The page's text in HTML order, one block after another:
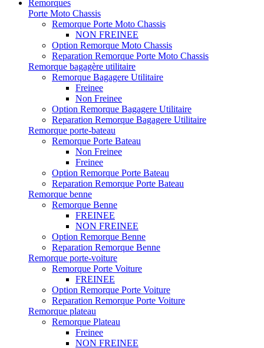
Remorques
Porte Moto Chassis
Remorque Porte Moto Chassis
NON FREINEE
Option Remorque Moto Chassis
Reparation Remorque Porte Moto Chassis
Remorque bagagère utilitaire
Remorque Bagagere Utilitaire
Freinee
Non Freinee
Option Remorque Bagagere Utilitaire
Reparation Remorque Bagagere Utilitaire
Remorque porte-bateau
Remorque Porte Bateau
Non Freinee
Freinee
Option Remorque Porte Bateau
Reparation Remorque Porte Bateau
Remorque benne
Remorque Benne
FREINEE
NON FREINEE
Option Remorque Benne
Reparation Remorque Benne
Remorque porte-voiture
Remorque Porte Voiture
FREINEE
Option Remorque Porte Voiture
Reparation Remorque Porte Voiture
Remorque plateau
Remorque Plateau
Freinee
NON FREINEE